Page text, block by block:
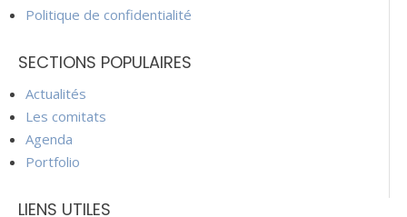
Politique de confidentialité
SECTIONS POPULAIRES
Actualités
Les comitats
Agenda
Portfolio
LIENS UTILES